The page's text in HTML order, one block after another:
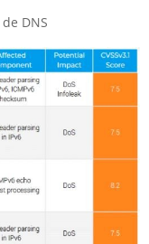
DNS